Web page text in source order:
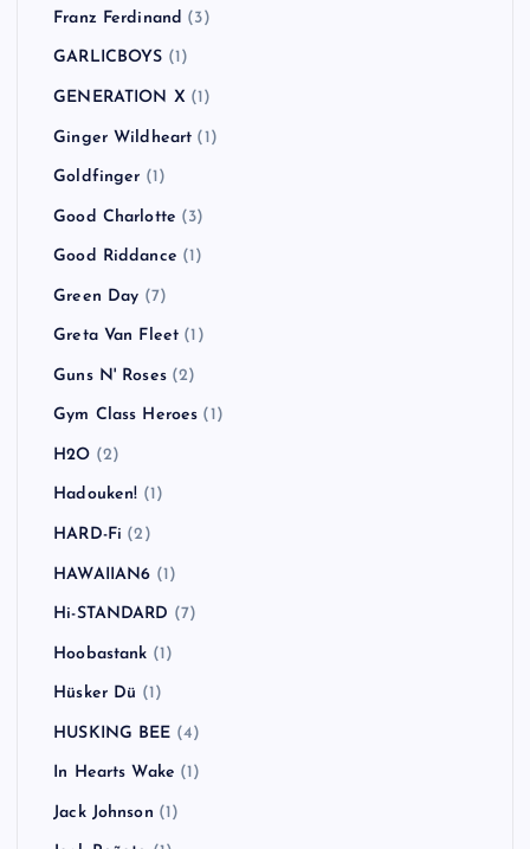
Franz Ferdinand (3)
GARLICBOYS (1)
GENERATION X (1)
Ginger Wildheart (1)
Goldfinger (1)
Good Charlotte (3)
Good Riddance (1)
Green Day (7)
Greta Van Fleet (1)
Guns N' Roses(2)
Gym Class Heroes (1)
H2O (2)
Hadouken! (1)
HARD-Fi (2)
HAWAIIAN6 (1)
Hi-STANDARD (7)
Hoobastank (1)
Hüsker Dü (1)
HUSKING BEE (4)
In Hearts Wake (1)
Jack Johnson (1)